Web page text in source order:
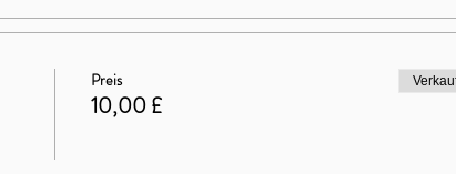
Preis
10,00 £